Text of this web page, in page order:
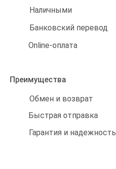
Наличными
Банковский перевод
Online-оплата
Преимущества
Обмен и возврат
Быстрая отправка
Гарантия и надежность